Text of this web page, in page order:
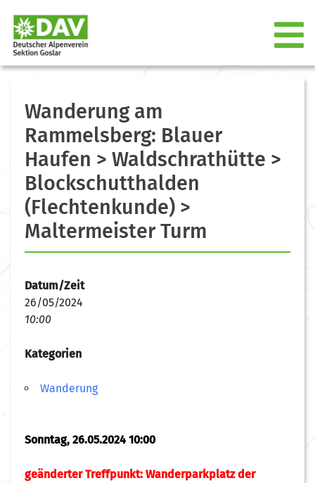
Wanderung am
Rammelsberg: Blauer
Haufen > Waldschrathütte >
Blockschutthalden
(Flechtenkunde) >
Maltermeister Turm
Datum/Zeit
26/05/2024
10:00
Kategorien
Wanderung
Sonntag, 26.05.2024 10:00
geänderter Treffpunkt: Wanderparkplatz der